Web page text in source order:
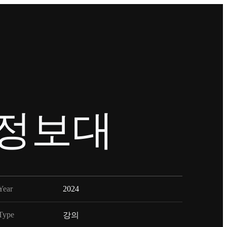
보대
2024
강의